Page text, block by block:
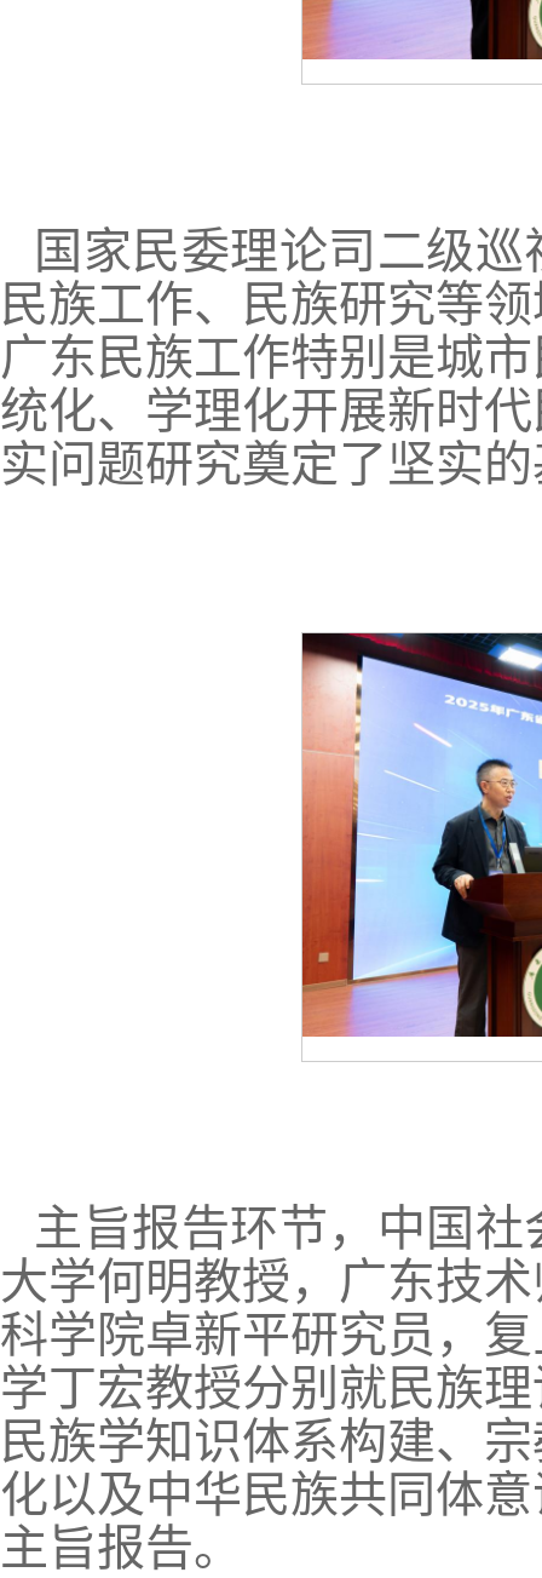
国家民委理论司二级
民族工作、民族研究等
广东民族工作特别是城
统化、学理化开展新时
实问题研究奠定了坚实
主旨报告环节，中国
大学何明教授，广东技
科学院卓新平研究员，
学丁宏教授分别就民族
民族学知识体系构建、
化以及中华民族共同体
主旨报告。